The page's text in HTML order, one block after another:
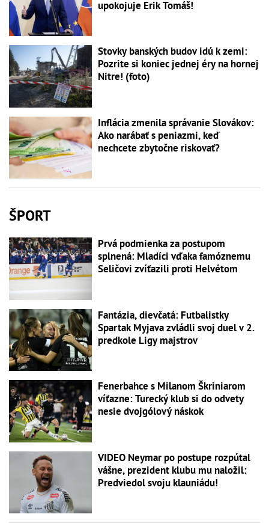
upokojuje Erik Tomáš!
Stovky banských budov idú k zemi:
Pozrite si koniec jednej éry na hornej
Nitre! (foto)
Inflácia zmenila správanie Slovákov:
Ako narábať s peniazmi, keď
nechcete zbytočne riskovať?
ŠPORT
Prvá podmienka za postupom
splnená: Mladíci vďaka famóznemu
Seličovi zvíťazili proti Helvétom
Fantázia, dievčatá: Futbalistky
Spartak Myjava zvládli svoj duel v 2.
predkole Ligy majstrov
Fenerbahce s Milanom Škriniarom
víťazne: Turecký klub si do odvety
nesie dvojgólový náskok
VIDEO Neymar po postupe rozpútal
vášne, prezident klubu mu naložil:
Predviedol svoju klauniádu!